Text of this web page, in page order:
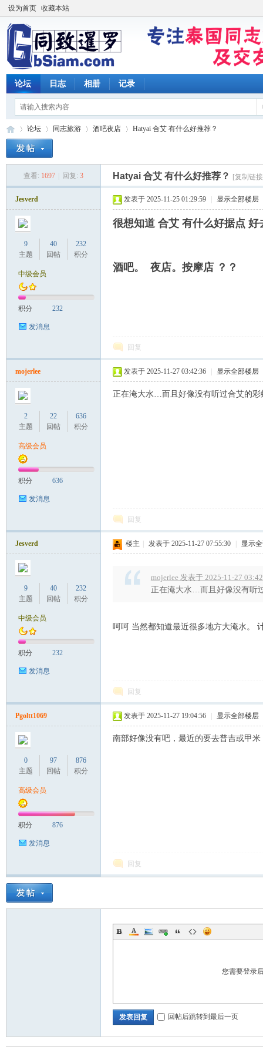
设为首页 收藏本站
论坛 日志 相册 记录
罗
Sia
论坛
›
同志旅游
›
酒吧夜店
›
Hatyai 合艾 有什么好推荐？
查看: 1697 回复: 3 Hatyai 合艾 有什么好推荐？ [复制链
Jesverd
9
主题
40
回帖
232
积分
中级会员
积分 232
发消息
发表于 2025-11-25 01:29:59 显示全部楼层
很想知道 合艾 有什么好据点 好
酒吧。 夜店。按摩店 ？？
回复
mojerlee
2
主题
22
回帖
636
积分
高级会员
积分 636
发消息
发表于 2025-11-27 03:42:36 显示全部楼层
正在淹大水…而且好像没有听过合艾的彩
回复
Jesverd
9
主题
40
回帖
232
积分
中级会员
积分 232
发消息
楼主 发表于 2025-11-27 07:55:30 显示
mojerlee 发表于 2025-11-27 03:42
正在淹大水…而且好像没有听
呵呵 当然都知道最近很多地方大淹水。
回复
Pgoltt1069
0
主题
97
回帖
876
积分
高级会员
积分 876
发消息
发表于 2025-11-27 19:04:56 显示全部楼层
南部好像没有吧，最近的要去普吉或甲米
回复
您需要登录
发表回复 回帖后跳转到最后一页